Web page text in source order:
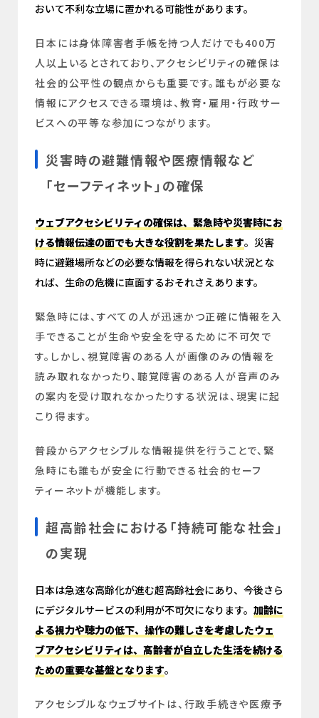
おいて不利な立場に置かれる可能性があります。
日本には身体障害者手帳を持つ人だけでも400万
人以上いるとされており、アクセシビリティの確保は
社会的公平性の観点からも重要です。誰もが必要な
情報にアクセスできる環境は、教育・雇用・行政サー
ビスへの平等な参加につながります。
災害時の避難情報や医療情報など
「セーフティネット」の確保
ウェブアクセシビリティの確保は、緊急時や災害時にお
ける情報伝達の面でも大きな役割を果たします。災害
時に避難場所などの必要な情報を得られない状況とな
れば、生命の危機に直面するおそれさえあります。
緊急時には、すべての人が迅速かつ正確に情報を入
手できることが生命や安全を守るために不可欠で
す。しかし、視覚障害のある人が画像のみの情報を
読み取れなかったり、聴覚障害のある人が音声のみ
の案内を受け取れなかったりする状況は、現実に起
こり得ます。
普段からアクセシブルな情報提供を行うことで、緊
急時にも誰もが安全に行動できる社会的セーフ
ティーネットが機能します。
超高齢社会における「持続可能な社会」
の実現
日本は急速な高齢化が進む超高齢社会にあり、今後さら
にデジタルサービスの利用が不可欠になります。加齢に
よる視力や聴力の低下、操作の難しさを考慮したウェ
ブアクセシビリティは、高齢者が自立した生活を続ける
ための重要な基盤となります。
アクセシブルなウェブサイトは、行政手続きや医療予